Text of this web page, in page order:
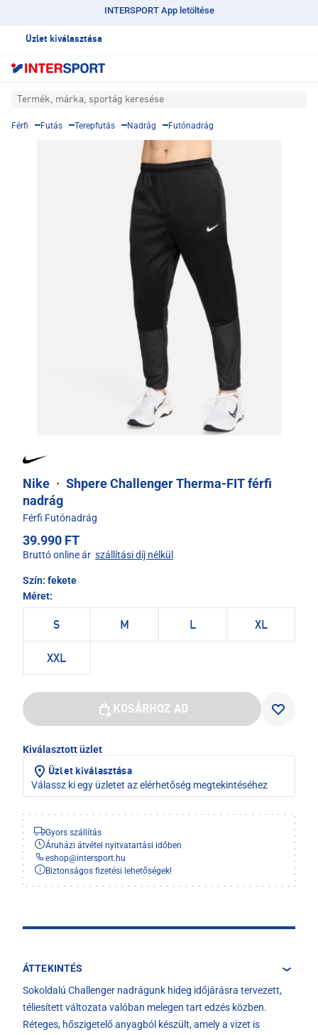
INTERSPORT App letöltése
Üzlet kiválasztása
Termék, márka, sportág keresése
Férfi Futás Terepfutás Nadrág Futónadrág
Nike · Shpere Challenger Therma-FIT férfi
nadrág
Férfi Futónadrág
39.990 FT
Bruttó online ár szállítási díj nélkül
Szín: fekete
Méret:
S M L XL
XXL
KOSÁRHOZ AD
Kiválasztott üzlet
Üzlet kiválasztása
Válassz ki egy üzletet az elérhetőség megtekintéséhez
Gyors szállítás
Áruházi átvétel nyitvatartási időben
eshop@intersport.hu
Biztonságos fizetési lehetőségek!
ÁTTEKINTÉS
Sokoldalú Challenger nadrágunk hideg időjárásra tervezett,
téliesített változata valóban melegen tart edzés közben.
Réteges, hőszigetelő anyagból készült, amely a vizet is